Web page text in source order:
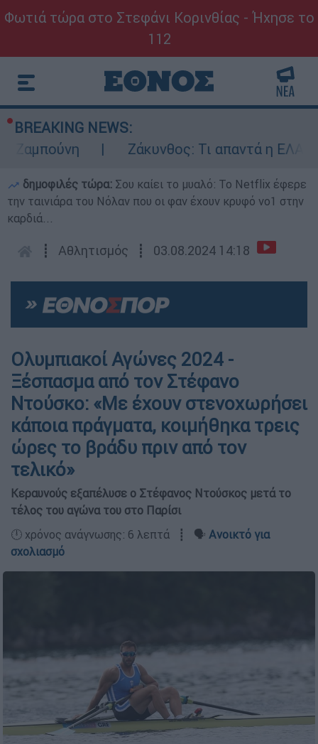
Φωτιά τώρα στο Στεφάνι Κορινθίας - Ήχησε το
112
BREAKING NEWS:
Ζάκυνθος: Τι απαντά η ΕΛΑΣ για
δημοφιλές τώρα: Σου καίει το μυαλό: Το Netflix έφερε
την ταινιάρα του Νόλαν που οι φαν έχουν κρυφό νο1 στην
καρδιά...
┋ Αθλητισμός ┋ 03.08.2024 14:18
Ολυμπιακοί Αγώνες 2024 -
Ξέσπασμα από τον Στέφανο
Ντούσκο: «Με έχουν στενοχωρήσει
κάποια πράγματα, κοιμήθηκα τρεις
ώρες το βράδυ πριν από τον
τελικό»
Κεραυνούς εξαπέλυσε ο Στέφανος Ντούσκος μετά το
τέλος του αγώνα του στο Παρίσι
🕛 χρόνος ανάγνωσης: 6 λεπτά ┋ 🗣️ Ανοικτό για
σχολιασμό